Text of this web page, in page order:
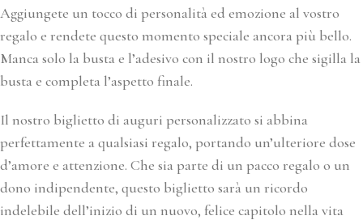
Aggiungete un tocco di personalità ed emozione al vostro
regalo e rendete questo momento speciale ancora più bello.
Manca solo la busta e l’adesivo con il nostro logo che sigilla la
busta e completa l’aspetto finale.
Il nostro biglietto di auguri personalizzato si abbina
perfettamente a qualsiasi regalo, portando un’ulteriore dose
d’amore e attenzione. Che sia parte di un pacco regalo o un
dono indipendente, questo biglietto sarà un ricordo
indelebile dell’inizio di un nuovo, felice capitolo nella vita